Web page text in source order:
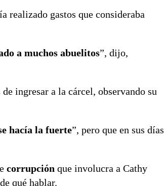
realizado gastos que consideraba
a muchos abuelitos”, dijo,
ingresar a la cárcel, observando su
hacía la fuerte”, pero que en sus días
corrupción que involucra a Cathy
qué hablar.